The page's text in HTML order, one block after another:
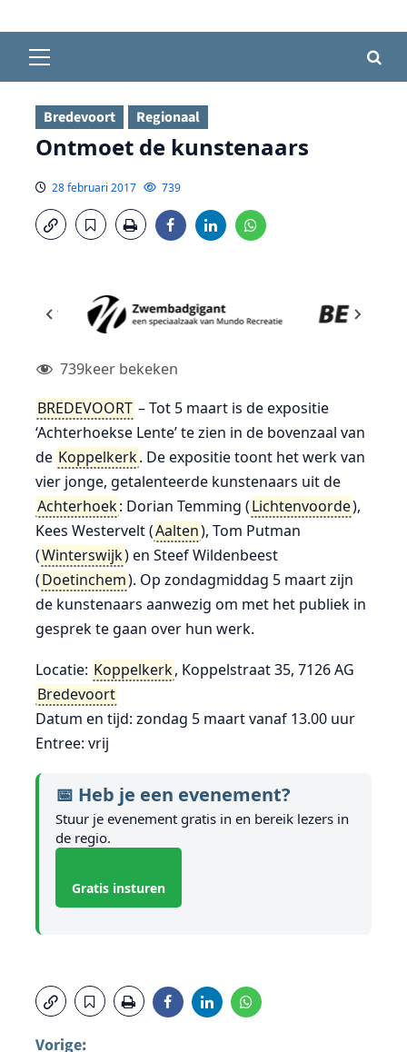
menu
Bredevoort Regionaal
Ontmoet de kunstenaars
28 februari 2017 739
739keer bekeken
BREDEVOORT – Tot 5 maart is de expositie
‘Achterhoekse Lente’ te zien in de bovenzaal van
de Koppelkerk. De expositie toont het werk van
vier jonge, getalenteerde kunstenaars uit de
Achterhoek: Dorian Temming (Lichtenvoorde),
Kees Westervelt (Aalten), Tom Putman
(Winterswijk) en Steef Wildenbeest
(Doetinchem). Op zondagmiddag 5 maart zijn
de kunstenaars aanwezig om met het publiek in
gesprek te gaan over hun werk.
Locatie: Koppelkerk, Koppelstraat 35, 7126 AG
Bredevoort
Datum en tijd: zondag 5 maart vanaf 13.00 uur
Entree: vrij
📅 Heb je een evenement?
Stuur je evenement gratis in en bereik lezers in
de regio.
Gratis insturen
Vorige: